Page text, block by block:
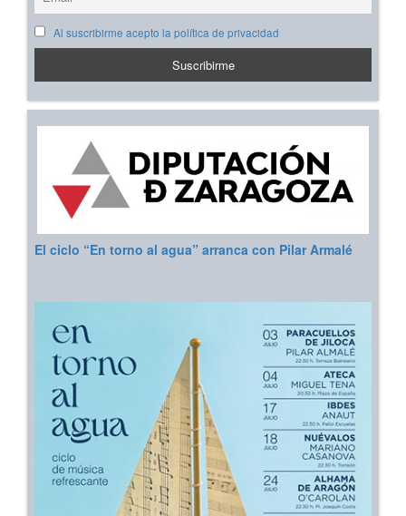
Al suscribirme acepto la política de privacidad
El ciclo “En torno al agua” arranca con Pilar Armalé